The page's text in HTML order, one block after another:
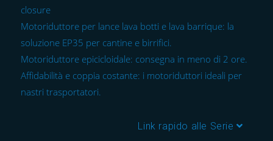
closure
Motoriduttore per lance lava botti e lava barrique: la
soluzione EP35 per cantine e birrifici.
Motoriduttore epicicloidale: consegna in meno di 2 ore.
Affidabilità e coppia costante: i motoriduttori ideali per
nastri trasportatori.
Link rapido alle Serie